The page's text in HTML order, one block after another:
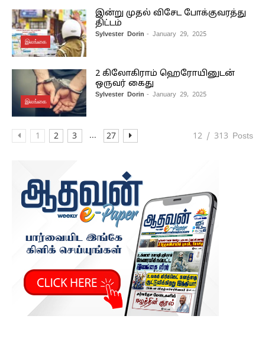
இலங்கை
இன்று முதல் விசேட போக்குவரத்து
திட்டம்
Sylvester Dorin - January 29, 2025
இலங்கை
2 கிலோகிராம் ஹெரோயினுடன்
ஒருவர் கைது
Sylvester Dorin - January 29, 2025
1 2 3 ... 27 12 / 313 Posts